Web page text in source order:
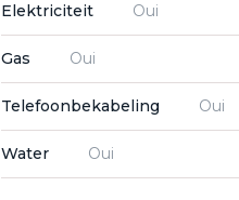
Elektriciteit Oui
Gas Oui
Telefoonbekabeling Oui
Water Oui